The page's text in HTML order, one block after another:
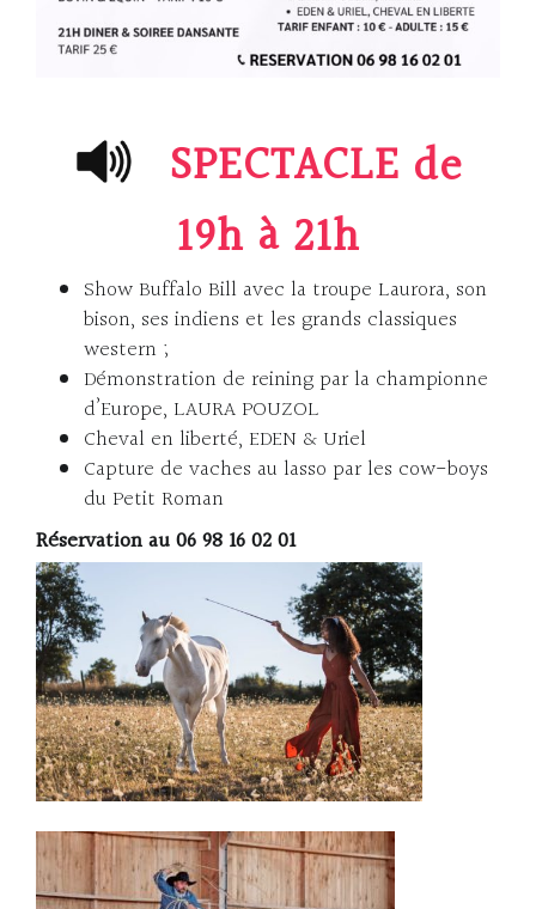
SPECTACLE de
19h à 21h
Show Buffalo Bill avec la troupe Laurora, son
bison, ses indiens et les grands classiques
western ;
Démonstration de reining par la championne
d’Europe, LAURA POUZOL
Cheval en liberté, EDEN & Uriel
Capture de vaches au lasso par les cow-boys
du Petit Roman
Réservation au 06 98 16 02 01